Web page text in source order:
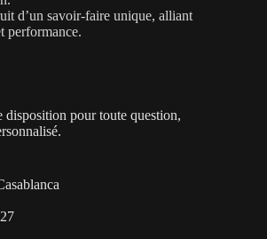
d’un savoir-faire unique, alliant
performance.
disposition pour toute question,